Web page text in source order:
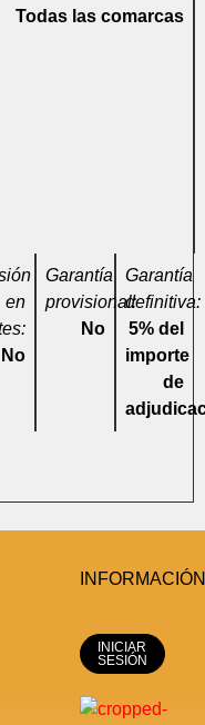
Todas las comarcas
en
No
Garantía
provisional:
No
Garantía
definitiva:
5% del
importe
de
INFORMACIÓN
INICIAR
SESIÓN